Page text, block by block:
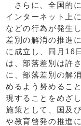
さらに、全国的に
インターネット上
などの行為が発生
差別の解消の推進
に成立し、同月16
は、部落差別は許
に、部落差別の解
めるよう努めるこ
現することをめざ
施策として、国及
や教育啓発の推進